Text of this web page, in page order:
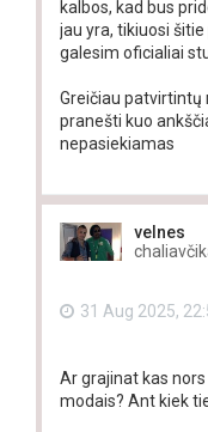
kalbos, kad bus
jau yra, tikiuosi
galesim oficialiai
Greičiau patvirtintų
pranešti kuo
nepasiekiamas
velnes
31 Aug 2025,
Ar grajinat kas
modais? Ant kiek